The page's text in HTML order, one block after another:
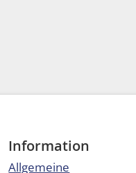
Information
Allgemeine